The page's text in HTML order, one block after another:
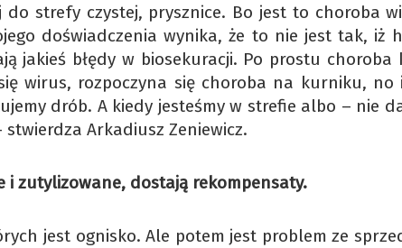
strefy czystej, prysznice. Bo jest to choroba
doświadczenia wynika, że to nie jest tak, iż
jakieś błędy w biosekuracji. Po prostu choroba
wirus, rozpoczyna się choroba na kurniku, no
drób. A kiedy jesteśmy w strefie albo – nie
Arkadiusz Zeniewicz.
zutylizowane, dostają rekompensaty.
jest ognisko. Ale potem jest problem ze